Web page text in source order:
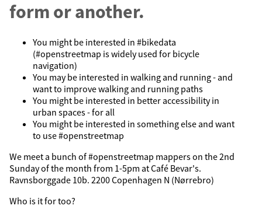
form or another.
You might be interested in #bikedata
(#openstreetmap is widely used for bicycle
navigation)
You may be interested in walking and running - and
want to improve walking and running paths
You might be interested in better accessibility in
urban spaces - for all
You might be interested in something else and want
to use #openstreetmap
We meet a bunch of #openstreetmap mappers on the 2nd
Sunday of the month from 1-5pm at Café Bevar's.
Ravnsborggade 10b. 2200 Copenhagen N (Nørrebro)
Who is it for too?